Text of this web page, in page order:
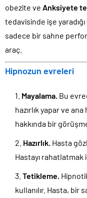
obezite ve Anksiyete
tedavisinde işe
sadece bir sahne
araç.
Hipnozun evreleri
Mayalama. Bu
hazırlık yapar ve
hakkında bir
Hazırlık. Hasta
Hastayı
Tetikleme.
kullanılır. Hasta, bir